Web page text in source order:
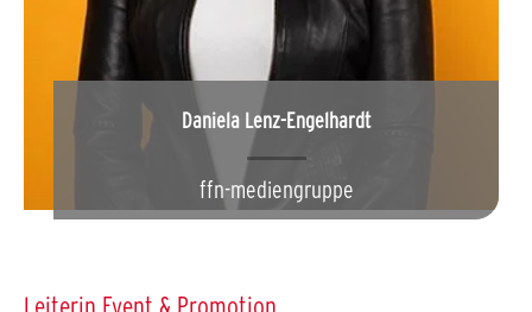
Daniela Lenz-Engelhardt
ffn-mediengruppe